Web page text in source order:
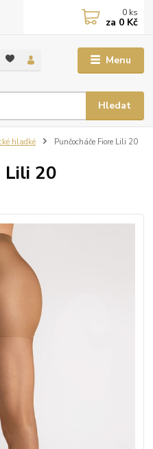
Menu
Hledat
0 ks
za 0 Kč
hladké Punčocháče Fiore Lili 20
Lili 20